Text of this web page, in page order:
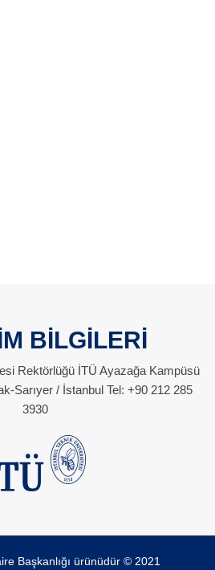
BİLGİLERİ
Rektörlüğü İTÜ Ayazağa Kampüsü
Sarıyer / İstanbul Tel: +90 212 285
3930
Başkanlığı ürünüdür © 2021